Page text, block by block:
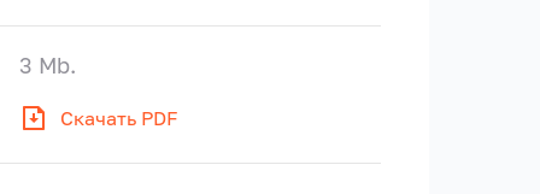
Скачать PDF
3 Mb.